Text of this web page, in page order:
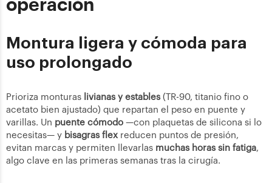
operación
Montura ligera y cómoda para
uso prolongado
Prioriza monturas livianas y estables(TR-90, titanio fino o
acetato bien ajustado) que repartan el peso en puente y
varillas. Un puente cómodo —con plaquetas de silicona si lo
necesitas— y bisagras flex reducen puntos de presión,
evitan marcas y permiten llevarlas muchas horas sin fatiga,
algo clave en las primeras semanas tras la cirugía.